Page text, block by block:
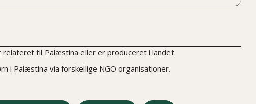
til Palæstina eller er produceret i landet.
i Palæstina via forskellige NGO organisationer.